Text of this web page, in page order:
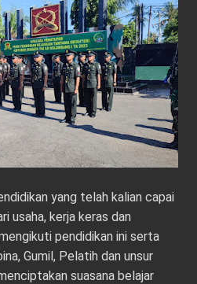
yang telah kalian capai
usaha, kerja keras dan
pendidikan ini serta
Gumil, Pelatih dan unsur
suasana belajar